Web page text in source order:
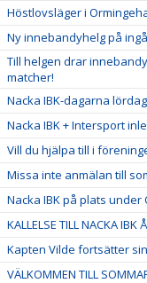
Höstlovsläger i
Ny innebandyhelg på
Till helgen drar
matcher!
Nacka IBK-dagarna
Nacka IBK + Intersport
Vill du hjälpa till i
Missa inte anmälan till
Nacka IBK på plats
KALLELSE TILL NACKA IBK
Kapten Vilde fortsätter
VÄLKOMMEN TILL